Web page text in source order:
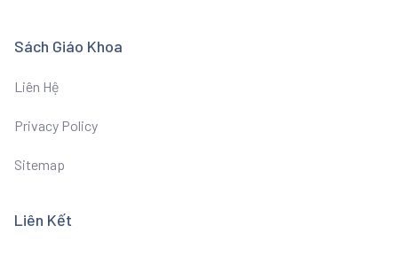
Sách Giáo Khoa
Liên Hệ
Privacy Policy
Sitemap
Liên Kết